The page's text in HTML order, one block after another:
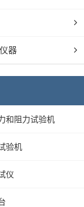
器
和阻力试验机
验机
仪